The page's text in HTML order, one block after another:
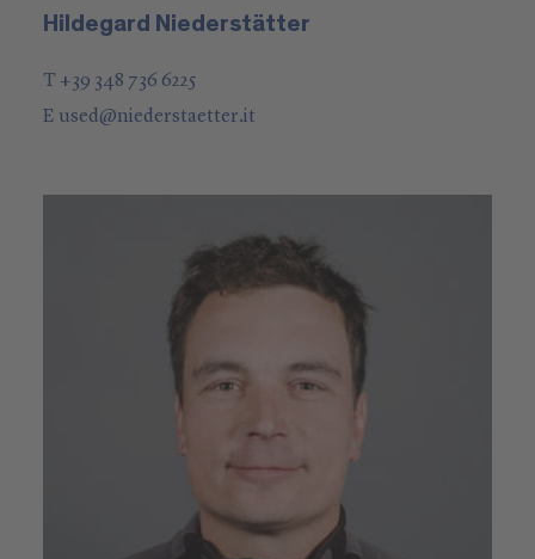
Hildegard Niederstätter
T +39 348 736 6225
E used@niederstaetter.it